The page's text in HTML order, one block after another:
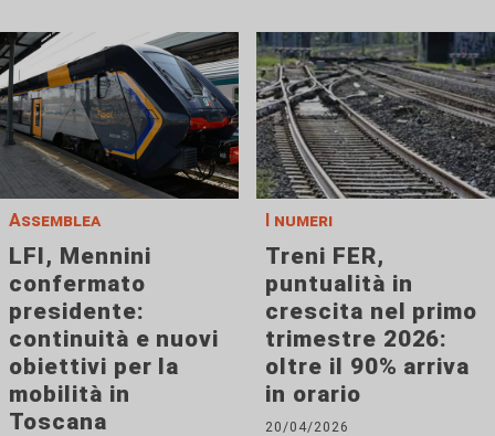
Assemblea
LFI, Mennini
confermato
presidente:
continuità e nuovi
obiettivi per la
mobilità in
Toscana
I numeri
Treni FER,
puntualità in
crescita nel primo
trimestre 2026:
oltre il 90% arriva
in orario
20/04/2026